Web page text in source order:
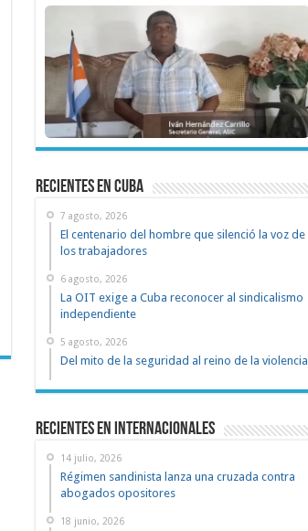
recientes en cuba
7 agosto, 2026
El centenario del hombre que silenció la voz de
los trabajadores
6 agosto, 2026
La OIT exige a Cuba reconocer al sindicalismo
independiente
5 agosto, 2026
Del mito de la seguridad al reino de la violencia
Recientes en Internacionales
14 julio, 2026
Régimen sandinista lanza una cruzada contra
abogados opositores
18 junio, 2026